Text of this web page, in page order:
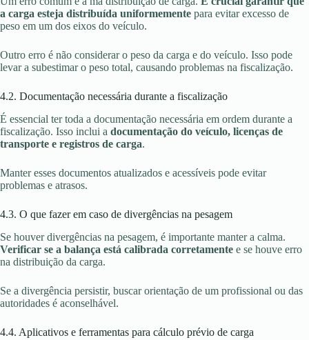
a carga esteja distribuída uniformemente para evitar excesso de
peso em um dos eixos do veículo.
Outro erro é não considerar o peso da carga e do veículo. Isso pode
levar a subestimar o peso total, causando problemas na fiscalização.
4.2. Documentação necessária durante a fiscalização
É essencial ter toda a documentação necessária em ordem durante a
fiscalização. Isso inclui a documentação do veículo, licenças de
transporte e registros de carga.
Manter esses documentos atualizados e acessíveis pode evitar
problemas e atrasos.
4.3. O que fazer em caso de divergências na pesagem
Se houver divergências na pesagem, é importante manter a calma.
Verificar se a balança está calibrada corretamente e se houve erro
na distribuição da carga.
Se a divergência persistir, buscar orientação de um profissional ou das
autoridades é aconselhável.
4.4. Aplicativos e ferramentas para cálculo prévio de carga